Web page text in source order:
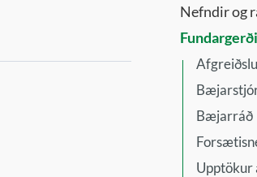
Nefndir og
Bæjarráð
Upptökur